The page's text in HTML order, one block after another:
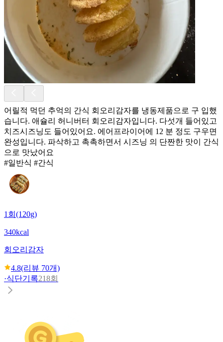
어릴적 먹던 추억의 간식 회오리감자를 냉동제품으로 구 입했
습니다. 애슐리 허니버터 회오리감자입니다. 다섯개 들어있고
치즈시즈닝도 들어있어요. 에어프라이어에 12 분 정도 구우면
완성입니다. 파삭하고 촉촉하면서 시즈닝 의 단짠한 맛이 간식
으로 맛났어요
#일반식 #간식
1회(120g)
340kcal
회오리감자
4.8(리뷰 70개)
·식단기록218회